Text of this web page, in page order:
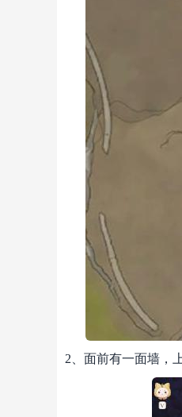
2、面前有一面墙，